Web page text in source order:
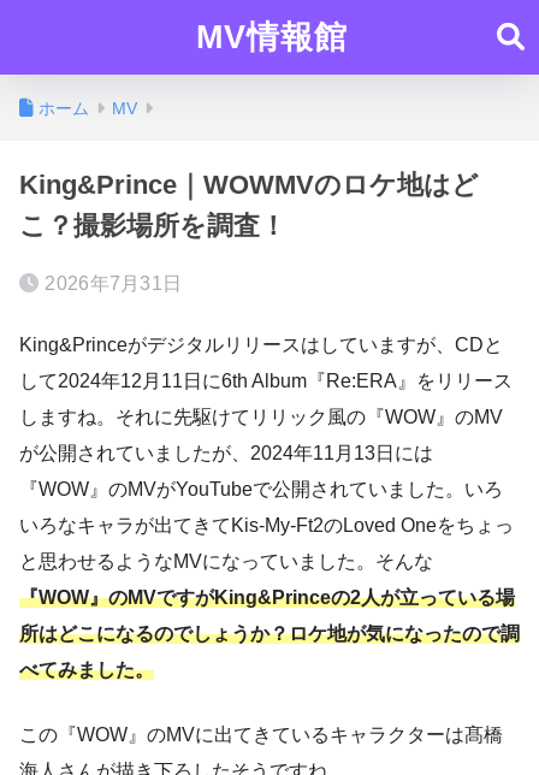
MV情報館
ホーム MV
King&Prince｜WOWMVのロケ地はど
こ？撮影場所を調査！
2026年7月31日
King&Princeがデジタルリリースはしていますが、CDと
して2024年12月11日に6th Album『Re:ERA』をリリース
しますね。それに先駆けてリリック風の『WOW』のMV
が公開されていましたが、2024年11月13日には
『WOW』のMVがYouTubeで公開されていました。いろ
いろなキャラが出てきてKis-My-Ft2のLoved Oneをちょっ
と思わせるようなMVになっていました。そんな
『WOW』のMVですがKing&Princeの2人が立っている場
所はどこになるのでしょうか？ロケ地が気になったので調
べてみました。
この『WOW』のMVに出てきているキャラクターは髙橋
海人さんが描き下ろしたそうですね。